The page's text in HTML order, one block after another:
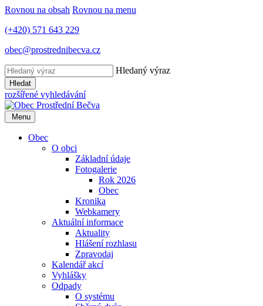
Rovnou na obsah Rovnou na menu
(+420) 571 643 229
obec@prostrednibecva.cz
Hledaný výraz
Hledat
rozšířené vyhledávání
Menu
Obec
O obci
Základní údaje
Fotogalerie
Rok 2026
Obec
Kronika
Webkamery
Aktuální informace
Aktuality
Hlášení rozhlasu
Zpravodaj
Kalendář akcí
Vyhlášky
Odpady
O systému